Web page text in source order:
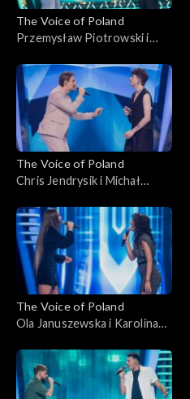
The Voice of Poland
Przemysław Piotrowski i
monet”; „The Voice of
Poland”, Bitwy, 18
października 2025
The Voice of Poland
Chris Jendrysik i Michał
in the Mirror”; „The Voice of
Poland”, Bitwy, 18
października 2025
The Voice of Poland
Ola Januszewska i Karolina
„The Voice of Poland”, Bitwy,
11 października 2025